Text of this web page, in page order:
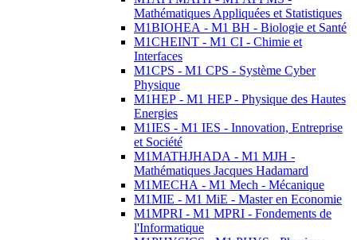
Mathématiques Appliquées et Statistiques
M1BIOHEA - M1 BH - Biologie et Santé
M1CHEINT - M1 CI - Chimie et
Interfaces
M1CPS - M1 CPS - Système Cyber
Physique
M1HEP - M1 HEP - Physique des Hautes
Energies
M1IES - M1 IES - Innovation, Entreprise
et Société
M1MATHJHADA - M1 MJH -
Mathématiques Jacques Hadamard
M1MECHA - M1 Mech - Mécanique
M1MIE - M1 MiE - Master en Economie
M1MPRI - M1 MPRI - Fondements de
l'Informatique